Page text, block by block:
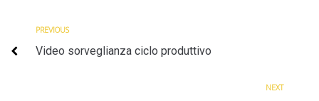
Navigazione
articoli
Previous
PREVIOUS
Video sorveglianza ciclo produttivo
NEXT